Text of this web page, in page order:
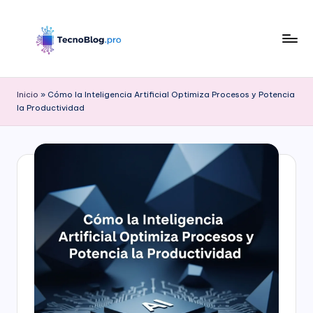
l
o
T
o
Inicio » Cómo la Inteligencia Artificial Optimiza Procesos y Potencia
la Productividad